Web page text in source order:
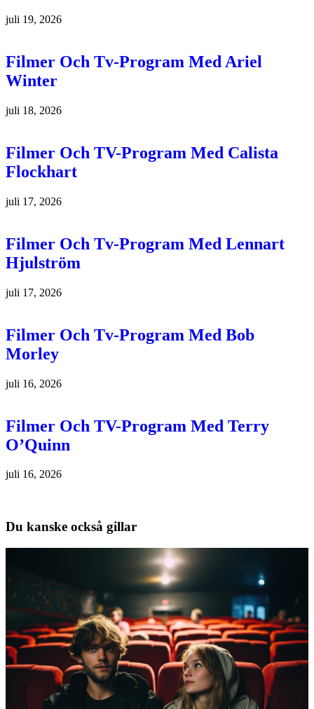
juli 19, 2026
Filmer Och Tv-Program Med Ariel
Winter
juli 18, 2026
Filmer Och TV-Program Med Calista
Flockhart
juli 17, 2026
Filmer Och Tv-Program Med Lennart
Hjulström
juli 17, 2026
Filmer Och Tv-Program Med Bob
Morley
juli 16, 2026
Filmer Och TV-Program Med Terry
O’Quinn
juli 16, 2026
Du kanske också gillar